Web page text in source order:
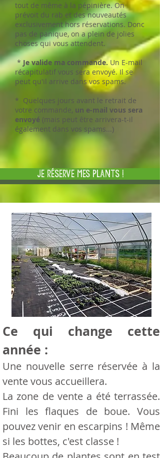
tout de même à la pépinière. On
prévoit du rab et des nouveautés
exclusivement hors réservations. Donc
pas de panique, on a plein de jolies
choses qui vous attendent.
*Je valide ma commande.Un E-mail
récapitulatif vous sera envoyé. Il se
peut qu'il arrive dans vos spams.
* Quelques jours avant le retrait de
votre commande, un e-mail vous sera
envoyé (mais peut être arrivera-t-il
également dans vos spams...)
Je réserve mes plants !
Ce qui change cette
année :
Une nouvelle serre réservée à la
vente vous accueillera.
La zone de vente a été terrassée.
Fini les flaques de boue. Vous
pouvez venir en escarpins ! Même
si les bottes, c'est classe !